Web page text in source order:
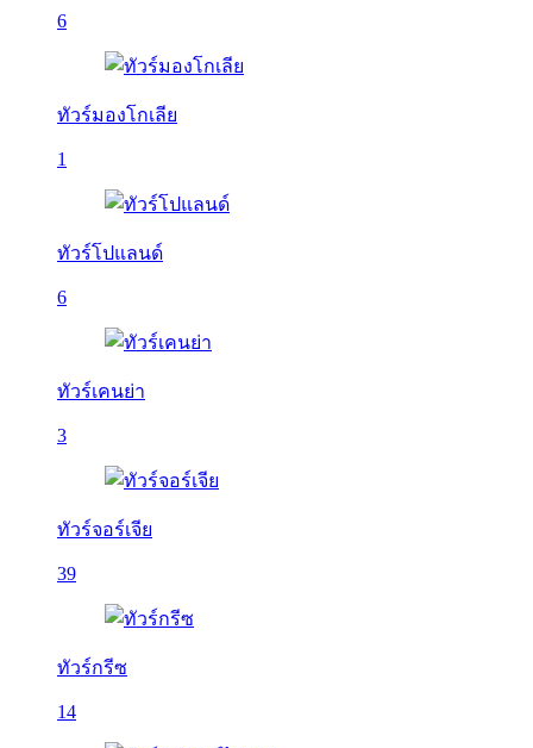
6
ทัวร์มองโกเลีย
1
ทัวร์โปแลนด์
6
ทัวร์เคนย่า
3
ทัวร์จอร์เจีย
39
ทัวร์กรีซ
14